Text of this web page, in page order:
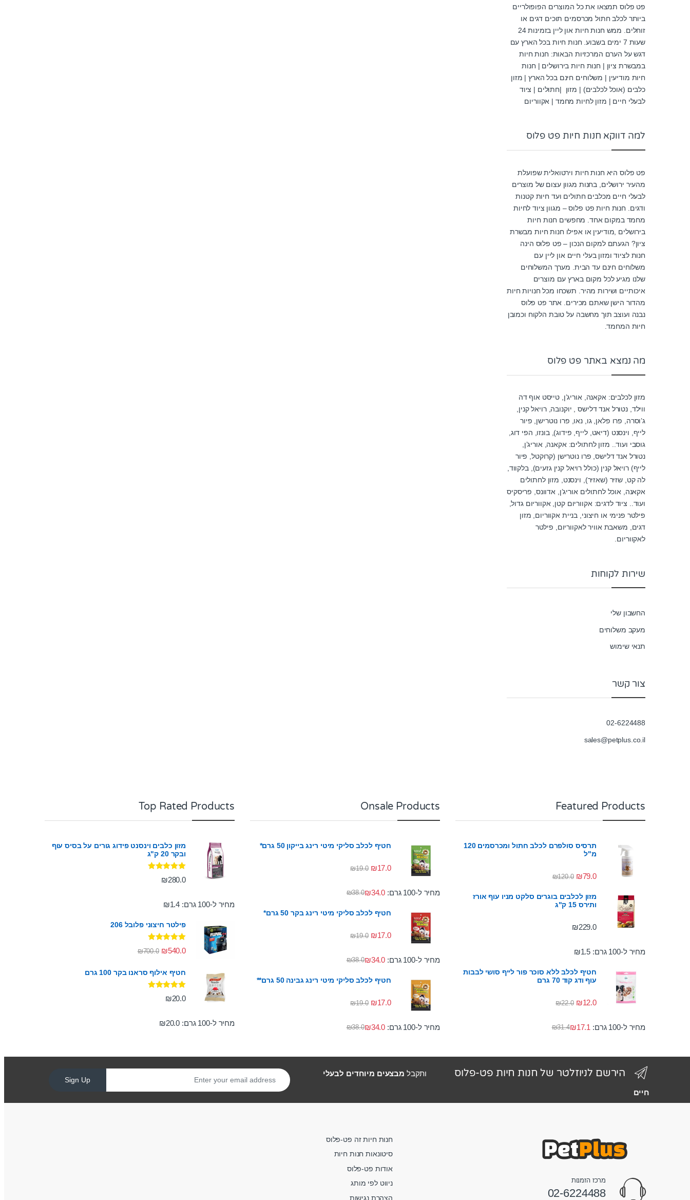
פט פלוס תמצאו את כל המוצרים הפופולריים
ביותר לכלב חתול מכרסמים תוכים דגים או
זוחלים. ממש חנות חיות און ליין בזמינות 24
שעות 7 ימים בשבוע. חנות חיות בכל הארץ עם
דגש על הערם המרכזיות הבאות: חנות חיות
במבשרת ציון | חנות חיות בירושלים | חנות
חיות מודיעין | משלוחים חינם בכל הארץ | מזון
כלבים (אוכל לכלבים) | מזון |חתולים | ציוד
לבעלי חיים | מזון לחיות מחמד | אקווריום
למה דווקא חנות חיות פט פלוס
פט פלוס היא חנות חיות וירטואלית שפועלת
מהעיר ירושלים, בחנות מגוון עצום של מוצרים
לבעלי חיים מכלבים חתולים ועד חיות קטנות
ודגים. חנות חיות פט פלוס – מגוון ציוד לחיות
מחמד במקום אחד. מחפשים חנות חיות
בירושלים ,מודיעין או אפילו חנות חיות מבשרת
ציון? הגעתם למקום הנכון – פט פלוס הינה
חנות לציוד ומזון בעלי חיים און ליין עם
משלוחים חינם עד הבית. מערך המשלוחים
שלנו מגיע לכל מקום בארץ עם מוצרים
איכותיים ושירות מהיר. תשכחו מכל חנויות חיות
מהדור הישן שאתם מכירים. אתר פט פלוס
נבנה ועוצב תוך מחשבה על טובת הלקוח וכמובן
חיות המחמד.
מה נמצא באתר פט פלוס
מזון לכלבים: אקאנה, אוריג’ן, טייסט אוף דה
ווילד, נטורל אנד דלישס , יוקנובה, רויאל קנין,
ג’וסרה, פרו פלאן, גו, נאו, פרו נוטרישן, פיור
לייף, וינסנט (דיאט, לייף, פידוג), בונזו, הפי דוג,
גוסבי ועוד.. מזון לחתולים: אקאנה, אוריג’ן,
נטורל אנד דלישס, פרו נוטרישן (קרוקטל, פיור
לייף) רויאל קנין (כולל רויאל קנין גזעים), בלקווד,
לה קט, שזיר (שאזיר), וינסנט, מזון לחתולים
אקאנה, אוכל לחתולים אוריג’ן, אדוונס, פריסקיס
ועוד.. ציוד לדגים: אקווריום קטן, אקווריום גדול,
פילטר פנימי או חיצוני, בניית אקווריום, מזון
דגים, משאבת אוויר לאקווריום, פילטר
לאקווריום.
שירות לקוחות
החשבון שלי
מעקב משלוחים
תנאי שימוש
צור קשר
02-6224488
sales@petplus.co.il
Featured Products
תרסיס סולפרם לכלב חתול ומכרסמים 120
מ"ל
₪79.0
₪120.0
מזון לכלבים בוגרים סלקט מניו עוף אורז
ותירס 15 ק"ג
₪229.0
מחיר ל-100 גרם: ₪1.5
חטיף לכלב ללא סוכר פור לייף סושי לבבות
עוף ודג קוד 70 גרם
₪12.0
₪22.0
מחיר ל-100 גרם: ₪31.4₪17.1
Onsale Products
חטיף לכלב סליקי מיטי רינג בייקון 50 גרם*
₪17.0
₪19.0
מחיר ל-100 גרם: ₪38.0₪34.0
חטיף לכלב סליקי מיטי רינג בקר 50 גרם*
₪17.0
₪19.0
מחיר ל-100 גרם: ₪38.0₪34.0
חטיף לכלב סליקי מיטי רינג גבינה 50 גרם**
₪17.0
₪19.0
מחיר ל-100 גרם: ₪38.0₪34.0
Top Rated Products
מזון כלבים וינסנט פידוג גורים על בסיס עוף
ובקר 20 ק"ג
דורג5.00
מתוך 5 ₪280.0
מחיר ל-100 גרם: ₪1.4
פילטר חיצוני פלובל 206
דורג 5.00
מתוך 5 ₪540.0
₪700.0
חטיף אילוף סראנו בקר 100 גרם
דורג5.00
מתוך 5₪20.0
מחיר ל-100 גרם: ₪20.0
הירשם לניוזלטר של חנות חיות פט-פלוס ותקבל מבצעים מיוחדים לבעלי
חיים
Sign Up
מרכז הזמנות
02-6224488
חנות חיות זה פט-פלוס
סיטונאות חנות חיות
אודות פט-פלוס
ניווט לפי מותג
הצהרת נגישות